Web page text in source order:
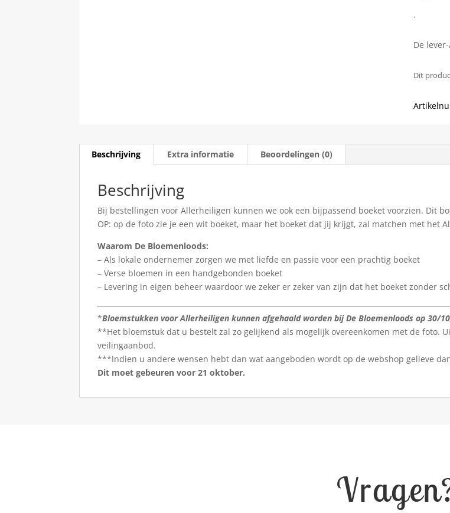
.
De
Dit
Beschrijving Extra informatie Beoordelingen (0)
Beschrijving
Bij bestellingen voor Allerheiligen kunnen we ook een bijpassend boeket voorzien. Dit
OP: op de foto zie je een wit boeket, maar het boeket dat jij krijgt, zal matchen met het
Waarom De Bloemenloods:
– Als lokale ondernemer zorgen we met liefde en passie voor een prachtig boeket
– Verse bloemen in een handgebonden boeket
– Levering in eigen beheer waardoor we zeker er zeker van zijn dat het boeket zonder
*Bloemstukken voor Allerheiligen kunnen afgehaald worden bij De Bloemenloods op 30/
**Het bloemstuk dat u bestelt zal zo gelijkend als mogelijk overeenkomen met de foto.
veilingaanbod.
***Indien u andere wensen hebt dan wat aangeboden wordt op de webshop gelieve
Dit moet gebeuren voor 21 oktober.